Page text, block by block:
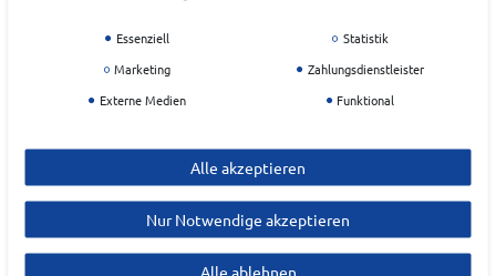
Essenziell
Statistik
Marketing
Zahlungsdienstleister
Externe Medien
Funktional
Alle akzeptieren
Nur Notwendige akzeptieren
Alle ablehnen